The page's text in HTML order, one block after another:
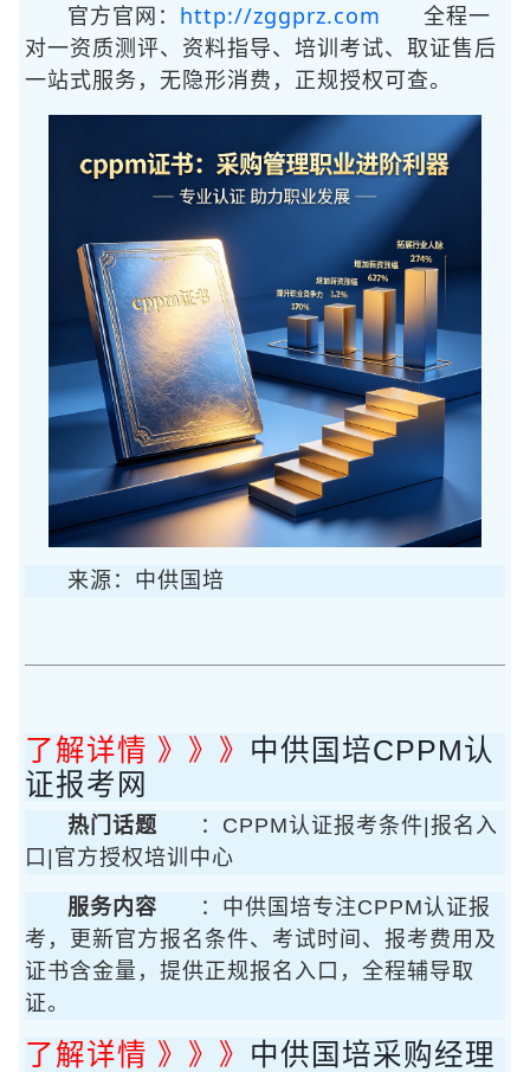
官方官网： http://zggprz.com 全程一
对一资质测评、资料指导、培训考试、取证售后
一站式服务，无隐形消费，正规授权可查。
来源：中供国培
了解详情 》》》 中供国培CPPM认
证报考网
热门话题
：CPPM认证报考条件|报名入
口|官方授权培训中心
服务内容
：中供国培专注CPPM认证报
考，更新官方报名条件、考试时间、报考费用及
证书含金量，提供正规报名入口，全程辅导取
证。
了解详情 》》》 中供国培采购经理